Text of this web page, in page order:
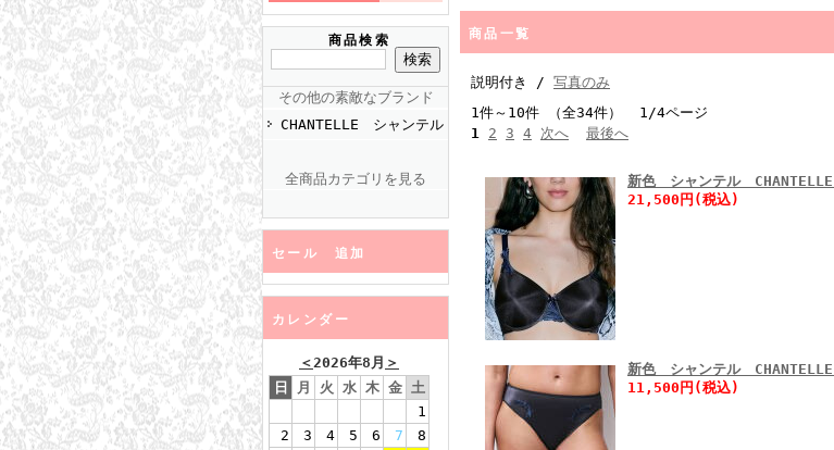
商品検索
その他の素敵なブランド
CHANTELLE シャンテル
全商品カテゴリを見る
セール 追加
カレンダー
＜2026年8月 ＞
日
月 火 水 木 金 土
1
2
3 4 5 6 7
8
商品一覧
説明付き / 写真のみ
1件～10件 （全34件） 1/4ページ
1 2 3 4 次へ 最後へ
新色 シャンテル
21,500円(税込)
新色 シャンテル
11,500円(税込)